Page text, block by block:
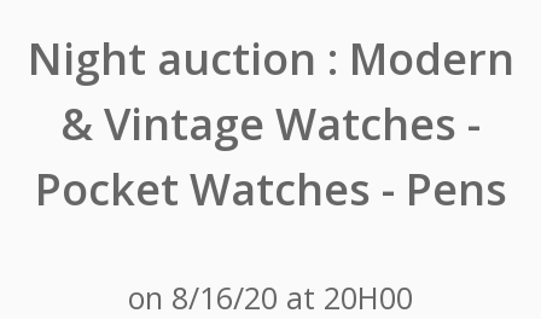
Night auction : Modern
& Vintage Watches -
Pocket Watches - Pens
on 8/16/20 at 20H00